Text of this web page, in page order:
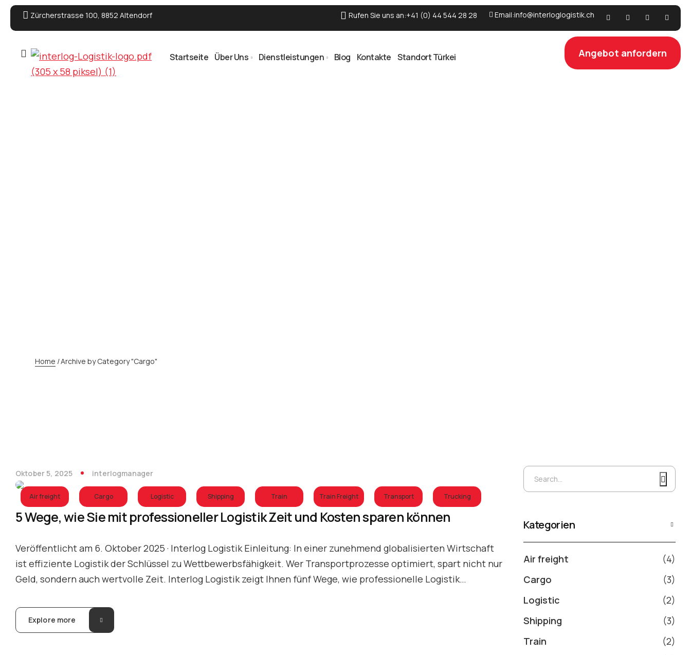
Zürcherstrasse 100, 8852 Altendorf Email:info@interloglogistik.ch
Rufen Sie uns an:+41 (0) 44 544 28 28
Startseite Über Uns Dienstleistungen Blog Kontakte Standort Türkei Angebot anfordern
Home /Archive by Category "Cargo"
Oktober 5, 2025 interlogmanager
Air freight Cargo Logistic Shipping Train Train Freight Transport Trucking
5 Wege, wie Sie mit professioneller Logistik Zeit und Kosten sparen können
Veröffentlicht am 6. Oktober 2025 · Interlog Logistik Einleitung: In einer zunehmend globalisierten Wirtschaft
ist effiziente Logistik der Schlüssel zu Wettbewerbsfähigkeit. Wer Transportprozesse optimiert, spart nicht nur
Geld, sondern auch wertvolle Zeit. Interlog Logistik zeigt Ihnen fünf Wege, wie professionelle Logistik…
Explore more
Kategorien
Air freight
(4)
Cargo
(3)
Logistic
(2)
Shipping
(3)
Train
(2)